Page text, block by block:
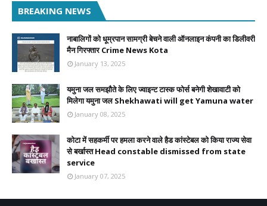
BREAKING NEWS
नाबालिगों को धूम्रपान सामग्री बेचने वाली ऑनलाइन कंपनी का डिलीवरी
मैन गिरफ्तार Crime News Kota
January 13, 2025
यमुना जल समझौते के लिए ज्वाइन्ट टास्क फोर्स बनेगी शेखावाटी को
मिलेगा यमुना जल Shekhawati will get Yamuna water
January 08, 2025
कोटा में सहकर्मी पर हमला करने वाले हैड कांस्टेबल को किया राज्य सेवा
से बर्खास्त Head constable dismissed from state
service
January 07, 2025